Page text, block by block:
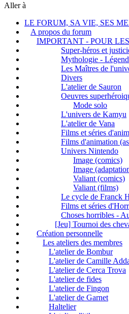
Aller à
LE FORUM, SA VIE, SES
A propos du forum
IMPORTANT - POUR
Super-héros et
Mythologie -
Les Maîtres de
Divers
L'atelier de Sauron
Oeuvres
Mode solo
L'univers de Kamyu
L'atelier de Vana
Films et séries
Films d'animation
Univers Nintendo
Image (comics)
Image
Valiant (comics)
Valiant (films)
Le cycle de Franck
Films et séries
Choses horribles -
[Jeu] Tournoi des
Création personnelle
Les ateliers des membres
L'atelier de Bombur
L'atelier de Camille
L'atelier de Cerca Trova
L'atelier de fides
L'atelier de Fingon
L'atelier de Garnet
Haltelier